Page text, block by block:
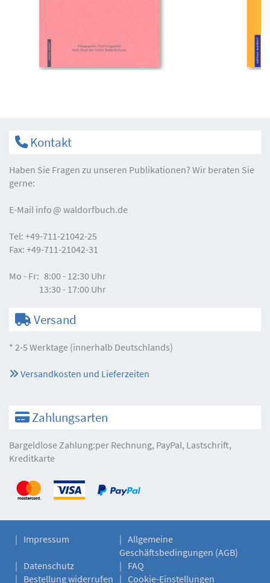
Kontakt
Haben Sie Fragen zu unseren Publikationen? Wir beraten Sie
gerne:
E-Mail info waldorfbuch.de
Tel: +49-711-21042-25
Fax: +49-711-21042-31
Mo - Fr: 8:00 - 12:30 Uhr
13:30 - 17:00 Uhr
Versand
* 2-5 Werktage (innerhalb Deutschlands)
Versandkosten und Lieferzeiten
Zahlungsarten
Bargeldlose Zahlung:per Rechnung, PayPal, Lastschrift,
Kreditkarte
Impressum
Allgemeine
Geschäftsbedingungen (AGB)
Datenschutz
FAQ
Bestellung widerrufen
Cookie-Einstellungen